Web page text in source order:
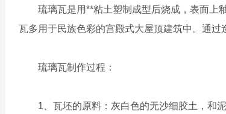
琉璃瓦是用**粘土塑制成型后烧成，表面上
瓦多用于民族色彩的宫殿式大屋顶建筑中。通过
琉璃瓦制作过程：
1、瓦坯的原料：灰白色的无沙细胶土，和泥